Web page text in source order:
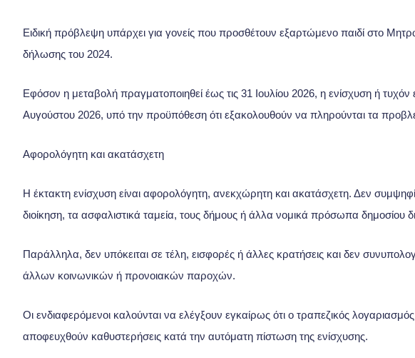
Ειδική πρόβλεψη υπάρχει για γονείς που προσθέτουν εξαρτώμενο παιδί στο
δήλωσης του 2024.
Εφόσον η μεταβολή πραγματοποιηθεί έως τις 31 Ιουλίου 2026, η ενίσχυση ή
Αυγούστου 2026, υπό την προϋπόθεση ότι εξακολουθούν να πληρούνται τα
Αφορολόγητη και ακατάσχετη
Η έκτακτη ενίσχυση είναι αφορολόγητη, ανεκχώρητη και ακατάσχετη. Δεν
διοίκηση, τα ασφαλιστικά ταμεία, τους δήμους ή άλλα νομικά πρόσωπα δημοσίου
Παράλληλα, δεν υπόκειται σε τέλη, εισφορές ή άλλες κρατήσεις και δεν
άλλων κοινωνικών ή προνοιακών παροχών.
Οι ενδιαφερόμενοι καλούνται να ελέγξουν εγκαίρως ότι ο τραπεζικός
αποφευχθούν καθυστερήσεις κατά την αυτόματη πίστωση της ενίσχυσης.